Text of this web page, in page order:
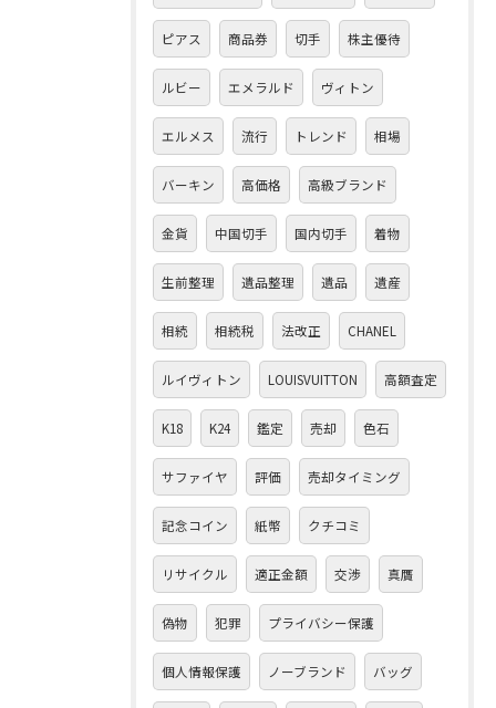
ピアス 商品券 切手 株主優待
ルビー エメラルド ヴィトン
エルメス 流行 トレンド 相場
バーキン 高価格 高級ブランド
金貨 中国切手 国内切手 着物
生前整理 遺品整理 遺品 遺産
相続 相続税 法改正 CHANEL
ルイヴィトン LOUISVUITTON 高額査定
K18 K24 鑑定 売却 色石
サファイヤ 評価 売却タイミング
記念コイン 紙幣 クチコミ
リサイクル 適正金額 交渉 真贋
偽物 犯罪 プライバシー保護
個人情報保護 ノーブランド バッグ